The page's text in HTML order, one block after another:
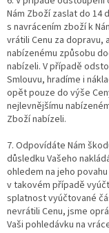
Nám Zboží zaslat do 14
s navrácením zboží k
vrátili Cenu za dopravu,
nabízenému způsobu
nabízeli. V případě
Smlouvu, hradíme i
opět pouze do výše
nejlevnějšímu
Zboží nabízeli.
7. Odpovídáte Nám
důsledku Vašeho
ohledem na jeho
v takovém případě
splatnost vyúčtované
nevrátili Cenu, jsme
Vaši pohledávku na